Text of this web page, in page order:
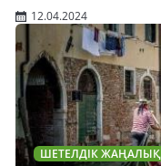
12.04.2024
ШЕТЕЛДІК